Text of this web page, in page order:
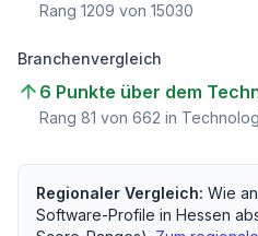
Rang 1209 von 15030
Branchenvergleich
6 Punkte über dem
Rang 81 von 662 in
Regionaler Vergleich: Wie
Software-Profile in Hessen